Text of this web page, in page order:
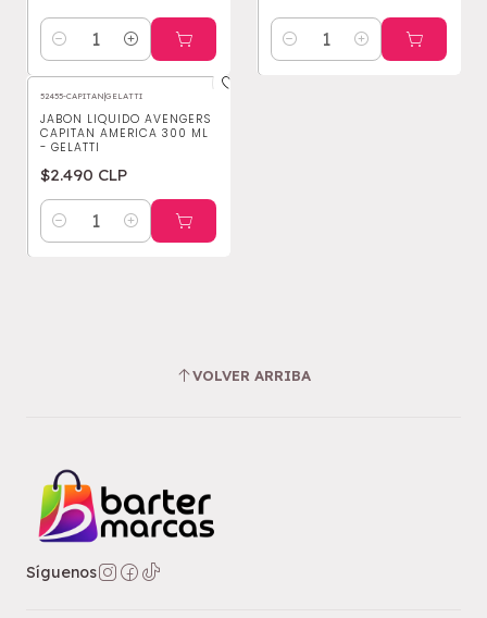
Cantidad Cantidad
52455-CAPITAN|GELATTI
JABON LIQUIDO AVENGERS
CAPITAN AMERICA 300 ML
- GELATTI
$2.490 CLP
Cantidad
VOLVER ARRIBA
Síguenos